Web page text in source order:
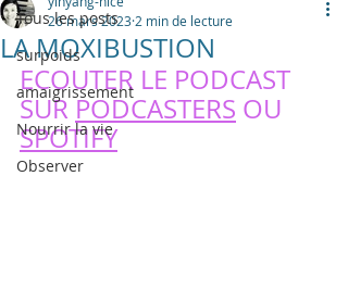
Tous les posts
surpoids
amaigrissement
Nourrir la vie
Observer
LA MOXIBUSTION
26 mars 2023 2 min de lecture
ECOUTER LE PODCAST
SUR PODCASTERS OU
SPOTIFY